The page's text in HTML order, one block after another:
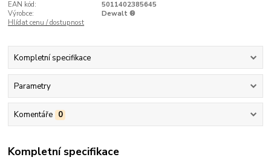
EAN kód:
5011402385645
Výrobce:
Dewalt ®
Hlídat cenu / dostupnost
Kompletní specifikace
Parametry
Komentáře 0
Kompletní specifikace